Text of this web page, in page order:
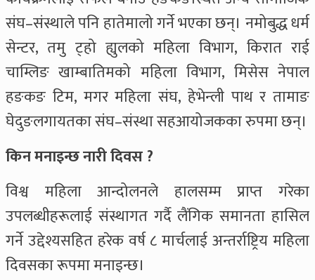
संघ–संस्थाले पनि हातेमालो गर्ने भएका छन्। नमोबुद्ध धर्म
सेन्टर, तमु ट्हो ह्युलको महिला विभाग, किरात राई
चाम्लिङ खाम्बातिमको महिला विभाग, मिसेस नेपाल
हङकङ टिम, मगर महिला संघ, हेभेन्ली पाथ र तामाङ
घेदुङलगायतका संघ–संस्था सहआयोजकका रुपमा छन्।
किन मनाइन्छ नारी दिवस ?
विश्व महिला आन्दोलनले हालसम्म प्राप्त गरेका
उपलब्धीहरूलाई संस्थागत गर्दै लैंगिक समानता हासिल
गर्ने उद्देश्यसहित हरेक वर्ष ८ मार्चलाई अन्तर्राष्ट्रिय महिला
दिवसका रूपमा मनाइन्छ।